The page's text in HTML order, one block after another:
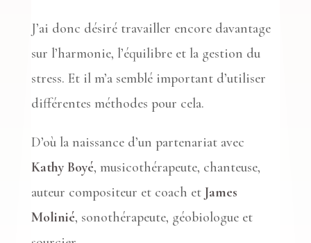
J’ai donc désiré travailler encore davantage
sur l’harmonie, l’équilibre et la gestion du
stress. Et il m’a semblé important d’utiliser
différentes méthodes pour cela.
D’où la naissance d’un partenariat avec
Kathy Boyé, musicothérapeute, chanteuse,
auteur compositeur et coach et James
Molinié, sonothérapeute, géobiologue et